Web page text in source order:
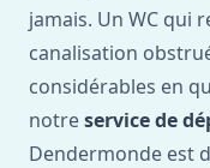
jamais. Un WC qui
canalisation
considérables en
notreservice de
Dendermonde est